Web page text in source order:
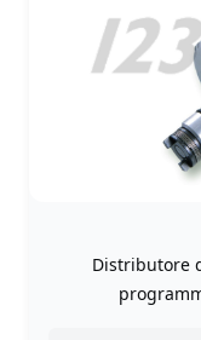
Distributore